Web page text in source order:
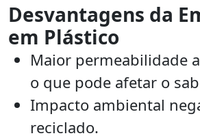
Desvantagens da
em Plástico
Maior permeabilidade
o que pode afetar o
Impacto ambiental
reciclado.